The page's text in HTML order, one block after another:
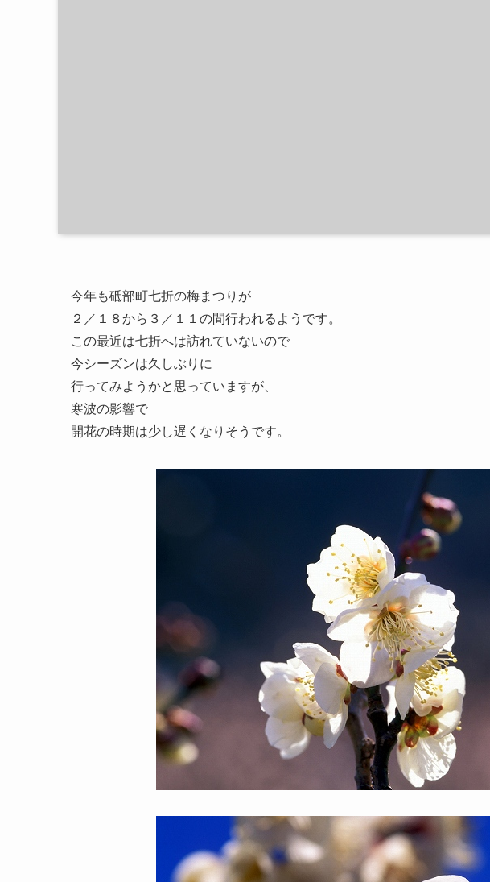
今年も砥部町七折の梅まつりが
２／１８から３／１１の間行われるようです。
この最近は七折へは訪れていないので
今シーズンは久しぶりに
行ってみようかと思っていますが、
寒波の影響で
開花の時期は少し遅くなりそうです。